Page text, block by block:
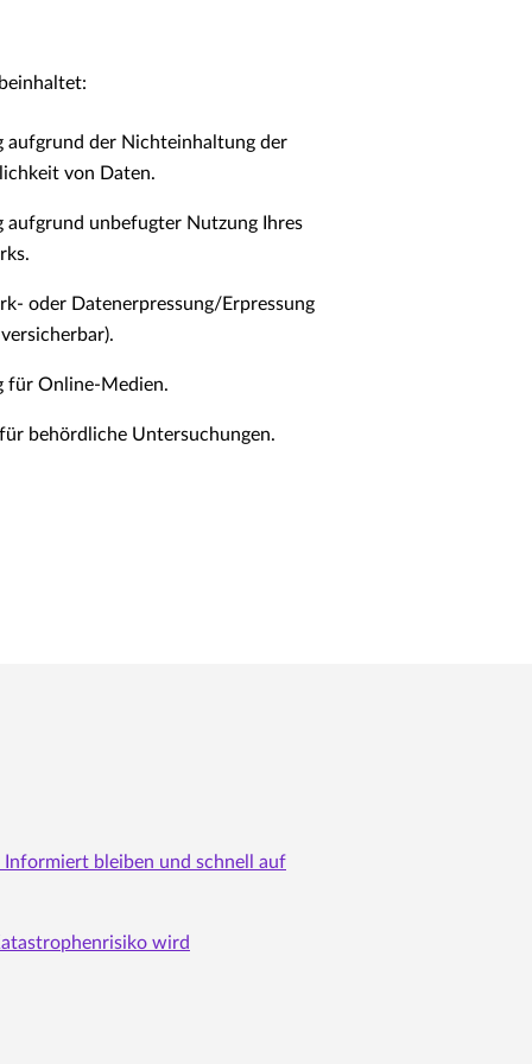
aufgrund der Nichteinhaltung der
von Daten.
aufgrund unbefugter Nutzung Ihres
oder Datenerpressung/Erpressung
für Online-Medien.
behördliche Untersuchungen.
bleiben und schnell auf
wird